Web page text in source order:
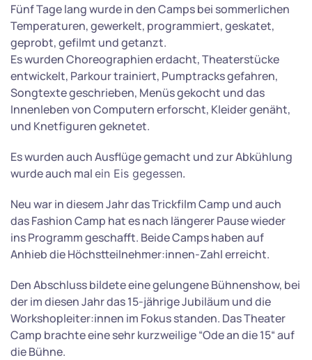
Fünf Tage lang wurde in den Camps bei sommerlichen
Temperaturen, gewerkelt, programmiert, geskatet,
geprobt, gefilmt und getanzt.
Es wurden Choreographien erdacht, Theaterstücke
entwickelt, Parkour trainiert, Pumptracks gefahren,
Songtexte geschrieben, Menüs gekocht und das
Innenleben von Computern erforscht, Kleider genäht,
und Knetfiguren geknetet.
Es wurden auch Ausflüge gemacht und zur Abkühlung
wurde auch mal ein Eis gegessen.
Neu war in diesem Jahr das Trickfilm Camp und auch
das Fashion Camp hat es nach längerer Pause wieder
ins Programm geschafft. Beide Camps haben auf
Anhieb die Höchstteilnehmer:innen-Zahl erreicht.
Den Abschluss bildete eine gelungene Bühnenshow, bei
der im diesen Jahr das 15-jährige Jubiläum und die
Workshopleiter:innen im Fokus standen. Das Theater
Camp brachte eine sehr kurzweilige “Ode an die 15“ auf
die Bühne.